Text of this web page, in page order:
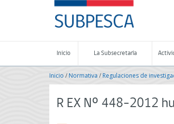
-
Subsecretaría
de
Pesca
Acuicultura
-
de
Chile
Inicio La Subsecretaría
Inicio /Normativa / Regulaciones de
R EX Nº 448-2012